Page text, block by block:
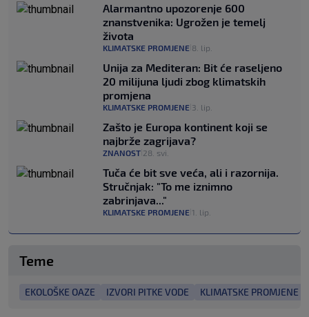
Alarmantno upozorenje 600
znanstvenika: Ugrožen je temelj
života
KLIMATSKE PROMJENE 8. lip.
Unija za Mediteran: Bit će raseljeno
20 milijuna ljudi zbog klimatskih
promjena
KLIMATSKE PROMJENE 3. lip.
Zašto je Europa kontinent koji se
najbrže zagrijava?
ZNANOST 28. svi.
Tuča će bit sve veća, ali i razornija.
Stručnjak: "To me iznimno
zabrinjava..."
KLIMATSKE PROMJENE 1. lip.
Teme
EKOLOŠKE OAZE IZVORI PITKE VODE KLIMATSKE PROMJENE I